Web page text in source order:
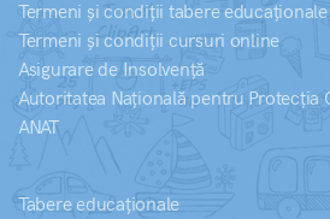
Termeni și condiții tabere educaționale
Termeni și condiții cursuri online
Asigurare de Insolvență
Autoritatea Națională pentru Protecția
ANAT
Tabere educaționale